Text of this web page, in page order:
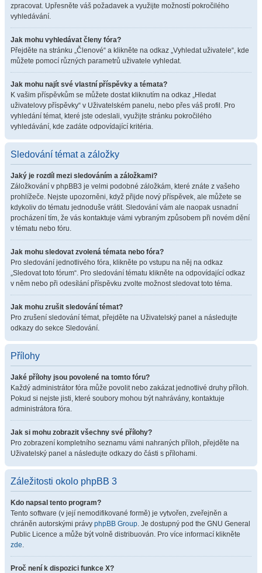
zpracovat. Upřesněte váš požadavek a využijte možností pokročilého
vyhledávání.
Jak mohu vyhledávat členy fóra?
Přejděte na stránku „Členové“ a klikněte na odkaz „Vyhledat uživatele“, kde
můžete pomocí různých parametrů uživatele vyhledat.
Jak mohu najít své vlastní příspěvky a témata?
K vašim příspěvkům se můžete dostat kliknutím na odkaz „Hledat
uživatelovy příspěvky“ v Uživatelském panelu, nebo přes váš profil. Pro
vyhledání témat, které jste odeslali, využijte stránku pokročilého
vyhledávání, kde zadáte odpovídající kritéria.
Sledování témat a záložky
Jaký je rozdíl mezi sledováním a záložkami?
Záložkování v phpBB3 je velmi podobné záložkám, které znáte z vašeho
prohlížeče. Nejste upozorněni, když přijde nový příspěvek, ale můžete se
kdykoliv do tématu jednoduše vrátit. Sledování vám ale naopak usnadní
procházení tím, že vás kontaktuje vámi vybraným způsobem při novém dění
v tématu nebo fóru.
Jak mohu sledovat zvolená témata nebo fóra?
Pro sledování jednotlivého fóra, klikněte po vstupu na něj na odkaz
„Sledovat toto fórum“. Pro sledování tématu klikněte na odpovídající odkaz
v něm nebo při odesílání příspěvku zvolte možnost sledovat toto téma.
Jak mohu zrušit sledování témat?
Pro zrušení sledování témat, přejděte na Uživatelský panel a následujte
odkazy do sekce Sledování.
Přílohy
Jaké přílohy jsou povolené na tomto fóru?
Každý administrátor fóra může povolit nebo zakázat jednotlivé druhy příloh.
Pokud si nejste jisti, které soubory mohou být nahrávány, kontaktuje
administrátora fóra.
Jak si mohu zobrazit všechny své přílohy?
Pro zobrazení kompletního seznamu vámi nahraných příloh, přejděte na
Uživatelský panel a následujte odkazy do části s přílohami.
Záležitosti okolo phpBB 3
Kdo napsal tento program?
Tento software (v její nemodifikované formě) je vytvořen, zveřejněn a
chráněn autorskými právy phpBB Group. Je dostupný pod the GNU General
Public Licence a může být volně distribuován. Pro více informací klikněte
zde.
Proč není k dispozici funkce X?